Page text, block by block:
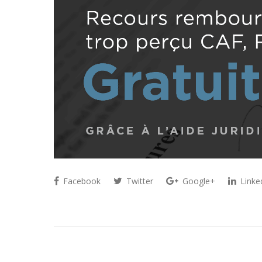
Facebook Twitter Google+